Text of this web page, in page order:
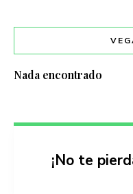
Nada encontrado
¡No te